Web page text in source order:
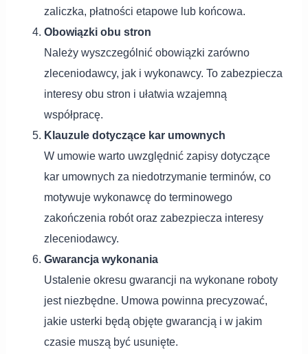
zaliczka, płatności etapowe lub końcowa.
Obowiązki obu stron
Należy wyszczególnić obowiązki zarówno
zleceniodawcy, jak i wykonawcy. To zabezpiecza
interesy obu stron i ułatwia wzajemną
współpracę.
Klauzule dotyczące kar umownych
W umowie warto uwzględnić zapisy dotyczące
kar umownych za niedotrzymanie terminów, co
motywuje wykonawcę do terminowego
zakończenia robót oraz zabezpiecza interesy
zleceniodawcy.
Gwarancja wykonania
Ustalenie okresu gwarancji na wykonane roboty
jest niezbędne. Umowa powinna precyzować,
jakie usterki będą objęte gwarancją i w jakim
czasie muszą być usunięte.